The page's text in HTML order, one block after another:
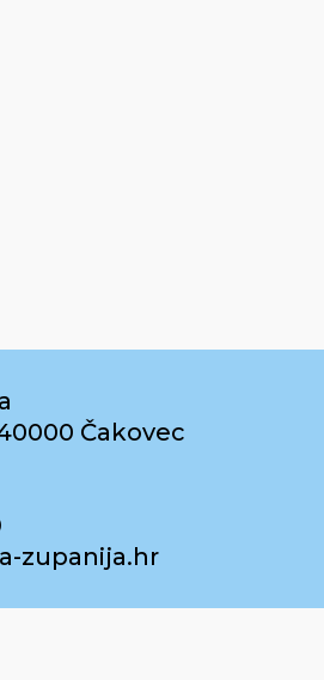
Čakovec
zupanija.hr